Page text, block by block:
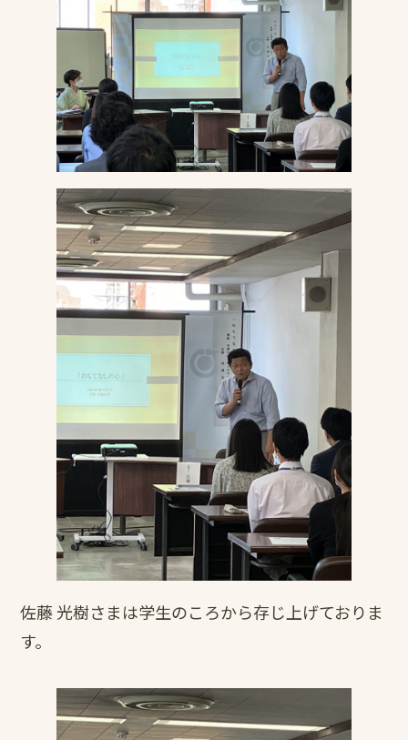
佐藤 光樹さまは学生のころから存じ上げておりま
す。